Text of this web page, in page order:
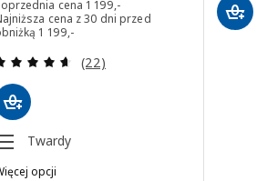
cena 1 199,-
cena z 30 dni przed
1 199,-
Najniższa cena z 30 dni przed obniżką 1199,-
Recenzja: 4.6 z 5 gwiazdki.
(22)
Twardy
opcji